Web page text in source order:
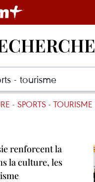
- SPORTS - TOURISME
renforcent la
la culture, les